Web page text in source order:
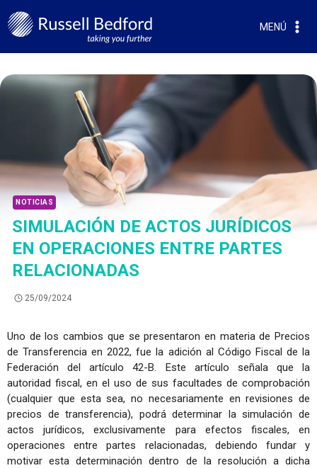
MENÚ
NOTICIAS
SIMULACIÓN DE ACTOS JURÍDICOS
EN OPERACIONES ENTRE PARTES
RELACIONADAS
25/09/2024
Uno de los cambios que se presentaron en materia de Precios
de Transferencia en 2022, fue la adición al Código Fiscal de la
Federación del artículo 42-B. Este artículo señala que la
autoridad fiscal, en el uso de sus facultades de comprobación
(cualquier que esta sea, no necesariamente en revisiones de
precios de transferencia), podrá determinar la simulación de
actos jurídicos, exclusivamente para efectos fiscales, en
operaciones entre partes relacionadas, debiendo fundar y
motivar esta determinación dentro de la resolución a dicha